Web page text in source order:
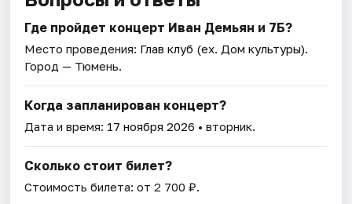
Где пройдет концерт Иван Демьян и 7Б?
Место проведения: Глав клуб (ex. Дом культуры).
Город — Тюмень.
Когда запланирован концерт?
Дата и время: 17 ноября 2026 • вторник.
Сколько стоит билет?
Стоимость билета: от 2 700 ₽.